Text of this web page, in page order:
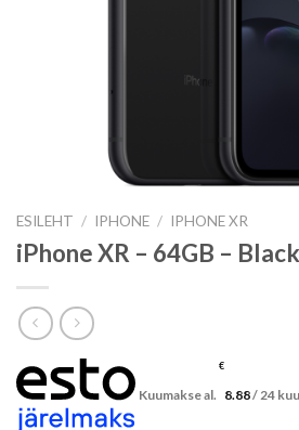
ESILEHT / IPHONE / IPHONE XR
iPhone XR – 64GB –
Kuumakse al.
€
8.88/ 24